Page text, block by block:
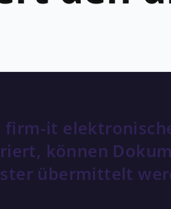
it
können
übermittelt